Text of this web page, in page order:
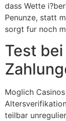
dass Wette
Penunze, statt
sorgt fur noch
Test
Moglich
teilbar